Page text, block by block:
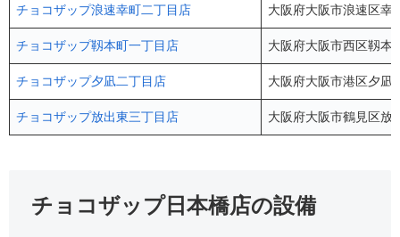
チョコザップ浪速幸町二丁目店 大阪府大阪市浪速区
チョコザップ靱本町一丁目店 大阪府大阪市西区靱
チョコザップ夕凪二丁目店 大阪府大阪市港区夕
チョコザップ放出東三丁目店 大阪府大阪市鶴見区
チョコザップ日本橋店の設備